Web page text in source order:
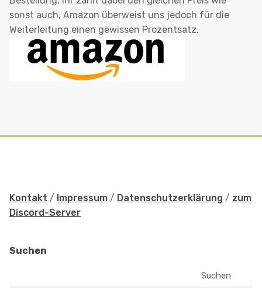
sonst auch, Amazon überweist uns jedoch für die
Weiterleitung einen gewissen Prozentsatz.
Kontakt / Impressum / Datenschutzerklärung / zum
Discord-Server
Suchen
Suchen